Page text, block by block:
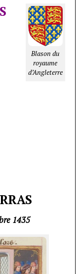
Blason du
royaume
d’Angleterre
1435